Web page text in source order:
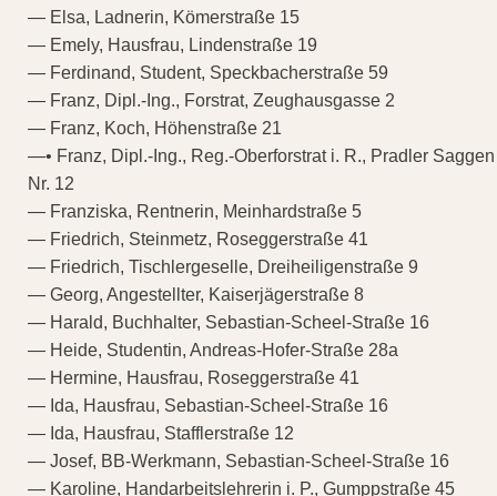
— Elsa, Ladnerin, Kömerstraße 15
— Emely, Hausfrau, Lindenstraße 19
— Ferdinand, Student, Speckbacherstraße 59
— Franz, Dipl.-Ing., Forstrat, Zeughausgasse 2
— Franz, Koch, Höhenstraße 21
—• Franz, Dipl.-Ing., Reg.-Oberforstrat i. R., Pradler Saggen
Nr. 12
— Franziska, Rentnerin, Meinhardstraße 5
— Friedrich, Steinmetz, Roseggerstraße 41
— Friedrich, Tischlergeselle, Dreiheiligenstraße 9
— Georg, Angestellter, Kaiserjägerstraße 8
— Harald, Buchhalter, Sebastian-Scheel-Straße 16
— Heide, Studentin, Andreas-Hofer-Straße 28a
— Hermine, Hausfrau, Roseggerstraße 41
— Ida, Hausfrau, Sebastian-Scheel-Straße 16
— Ida, Hausfrau, Stafflerstraße 12
— Josef, BB-Werkmann, Sebastian-Scheel-Straße 16
— Karoline, Handarbeitslehrerin i. P., Gumppstraße 45